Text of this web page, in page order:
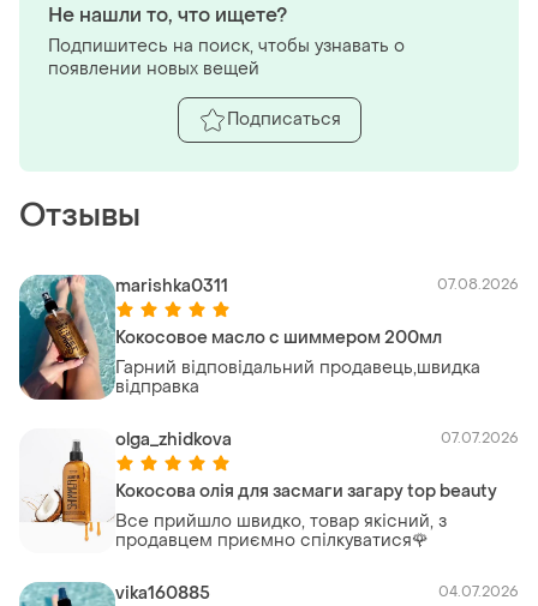
Отзывы
marishka0311 07.08.2026
Кокосовое масло с шиммером 200мл
Гарний відповідальний продавець,швидка
відправка
olga_zhidkova 07.07.2026
Кокосова олія для засмаги загару top beauty
Все прийшло швидко, товар якісний, з
продавцем приємно спілкуватися🌹
vika160885 04.07.2026
Не нашли то, что ищете?
Подпишитесь на поиск, чтобы узнавать о
появлении новых вещей
Подписаться